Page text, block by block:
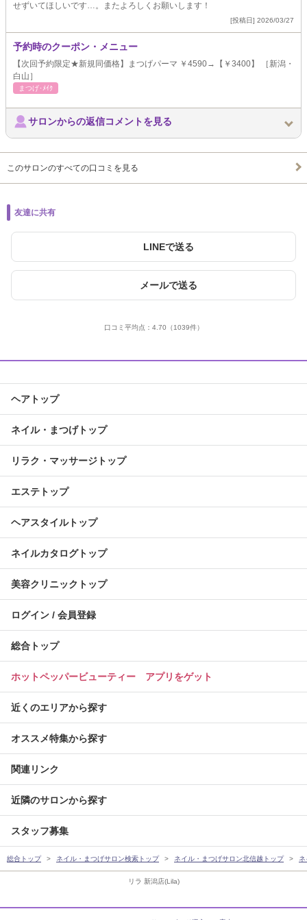
リラ 新潟店(Lila)
せずいてほしいです…。またよろしくお願いします！
[投稿日] 2026/03/27
予約時のクーポン・メニュー
【次回予約限定★新規同価格】まつげパーマ ￥4590→【￥3400】 ［新潟・
白山］
まつげ･ﾒｲｸ
サロンからの返信コメントを見る
このサロンのすべての口コミを見る
友達に共有
LINEで送る
メールで送る
口コミ平均点： 4.70 （1039件）
ヘアトップ
ネイル・まつげトップ
リラク・マッサージトップ
エステトップ
ヘアスタイルトップ
ネイルカタログトップ
美容クリニックトップ
ログイン / 会員登録
総合トップ
ホットペッパービューティー アプリをゲット
近くのエリアから探す
オススメ特集から探す
関連リンク
近隣のサロンから探す
スタッフ募集
総合トップ ネイル・まつげサロン検索トップ ネイル・まつげサロン北信越トップ